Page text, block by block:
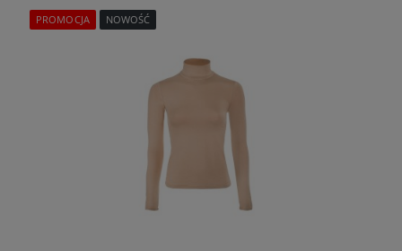
PROMOCJA NOWOŚĆ